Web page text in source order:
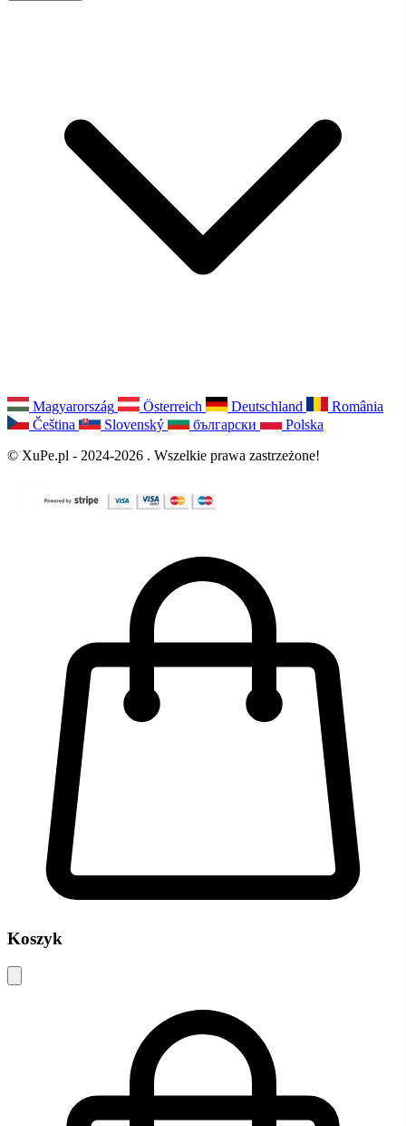
Magyarország Österreich Deutschland
România
Čeština
Slovenský български
Polska
© XuPe.pl - 2024-2026 . Wszelkie prawa zastrzeżone!
Koszyk